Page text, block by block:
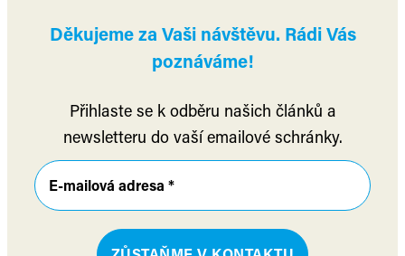
Děkujeme za Vaši návštěvu. Rádi Vás
poznáváme!
Přihlaste se k odběru našich článků a
newsletteru do vaší emailové schránky.